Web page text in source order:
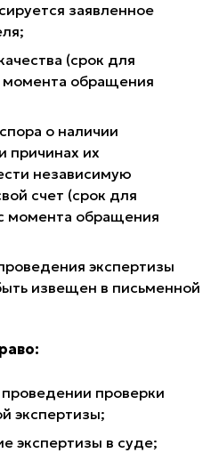
заявленное
(срок для
момента обращения
о наличии
причинах их
независимую
счет (срок для
момента обращения
экспертизы
извещен в письменной
проведении проверки
экспертизы;
экспертизы в суде;